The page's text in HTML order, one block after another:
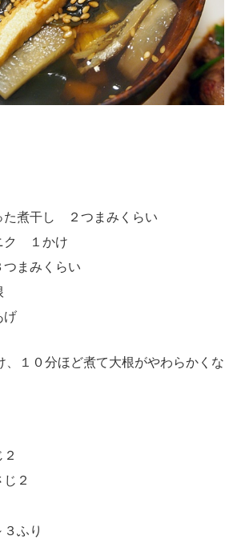
た煮干し ２つまみくらい
ク １かけ
まみくらい
げ
、１０分ほど煮て大根がやわらかくな
２
ふり